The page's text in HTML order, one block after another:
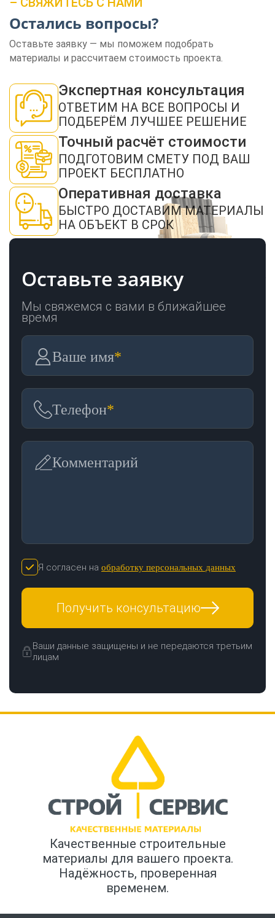
Остались вопросы?
Оставьте заявку — мы поможем подобрать
материалы и рассчитаем стоимость проекта.
Экспертная консультация
ОТВЕТИМ НА ВСЕ ВОПРОСЫ И
ПОДБЕРЁМ ЛУЧШЕЕ РЕШЕНИЕ
Точный расчёт стоимости
ПОДГОТОВИМ СМЕТУ ПОД ВАШ
ПРОЕКТ БЕСПЛАТНО
Оперативная доставка
БЫСТРО ДОСТАВИМ МАТЕРИАЛЫ
НА ОБЪЕКТ В СРОК
Оставьте заявку
Мы свяжемся с вами в ближайшее
время
Ваше имя*
Телефон*
Комментарий
Я согласен на обработку персональных данных
Получить консультацию
Ваши данные защищены и не передаются третьим
лицам
Качественные строительные
материалы для вашего проекта.
Надёжность, проверенная
временем.
Нажимая кнопку "Отправить", я даю своё согласие на обработку моих
персональных данных в соответствии с ФЗ от 27.07.2006 № 152-ФЗ "О
персональных данных", на условиях и для целей, определенных в политикой
конфиденциальности
ОТПРАВИТЬ